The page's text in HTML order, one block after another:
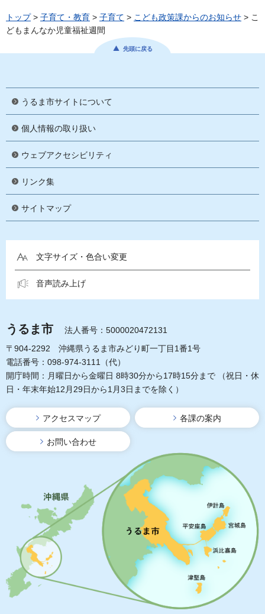
トップ> 子育て・教育 > 子育て > こども政策課からのお知らせ > こ
どもまんなか児童福祉週間
先頭に戻る
うるま市サイトについて
個人情報の取り扱い
ウェブアクセシビリティ
リンク集
サイトマップ
文字サイズ・色合い変更
音声読み上げ
うるま市
法人番号：5000020472131
〒904-2292 沖縄県うるま市みどり町一丁目1番1号
電話番号：098-974-3111（代）
開庁時間：月曜日から金曜日 8時30分から17時15分まで
（祝日・休
日・年末年始12月29日から1月3日までを除く）
アクセスマップ 各課の案内
お問い合わせ